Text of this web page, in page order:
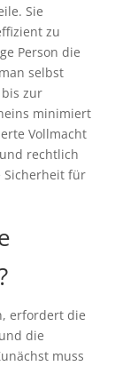
Sie
zu
Person die
selbst
zur
minimiert
Vollmacht
rechtlich
Sicherheit für
erfordert die
die
muss